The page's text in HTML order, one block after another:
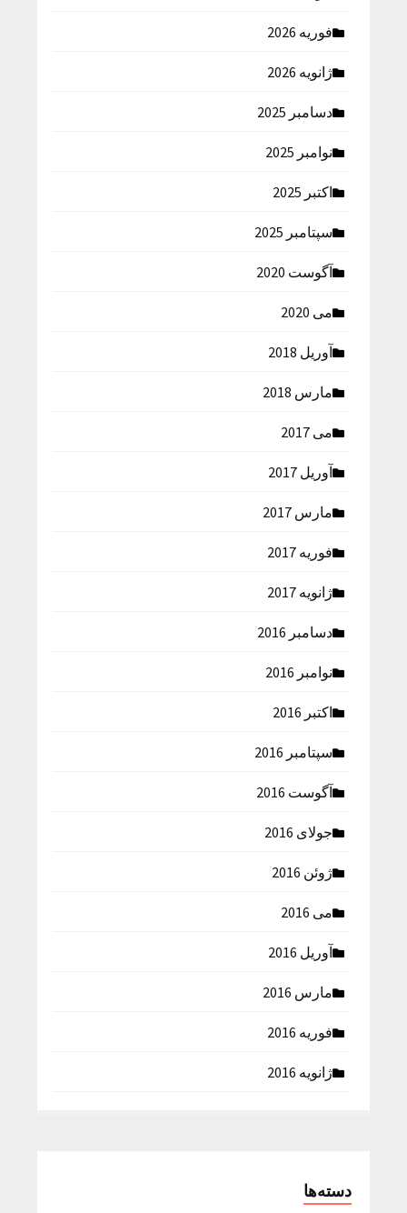
فوریه 2026
ژانویه 2026
دسامبر 2025
نوامبر 2025
اکتبر 2025
سپتامبر 2025
آگوست 2020
می 2020
آوریل 2018
مارس 2018
می 2017
آوریل 2017
مارس 2017
فوریه 2017
ژانویه 2017
دسامبر 2016
نوامبر 2016
اکتبر 2016
سپتامبر 2016
آگوست 2016
جولای 2016
ژوئن 2016
می 2016
آوریل 2016
مارس 2016
فوریه 2016
ژانویه 2016
دسته‌ها